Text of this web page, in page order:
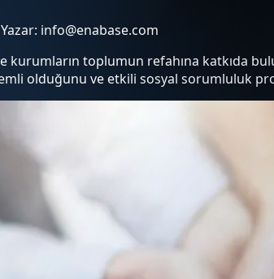
Yazar: info@enabase.com
kurumların toplumun refahına katkıda
olduğunu ve etkili sosyal sorumluluk